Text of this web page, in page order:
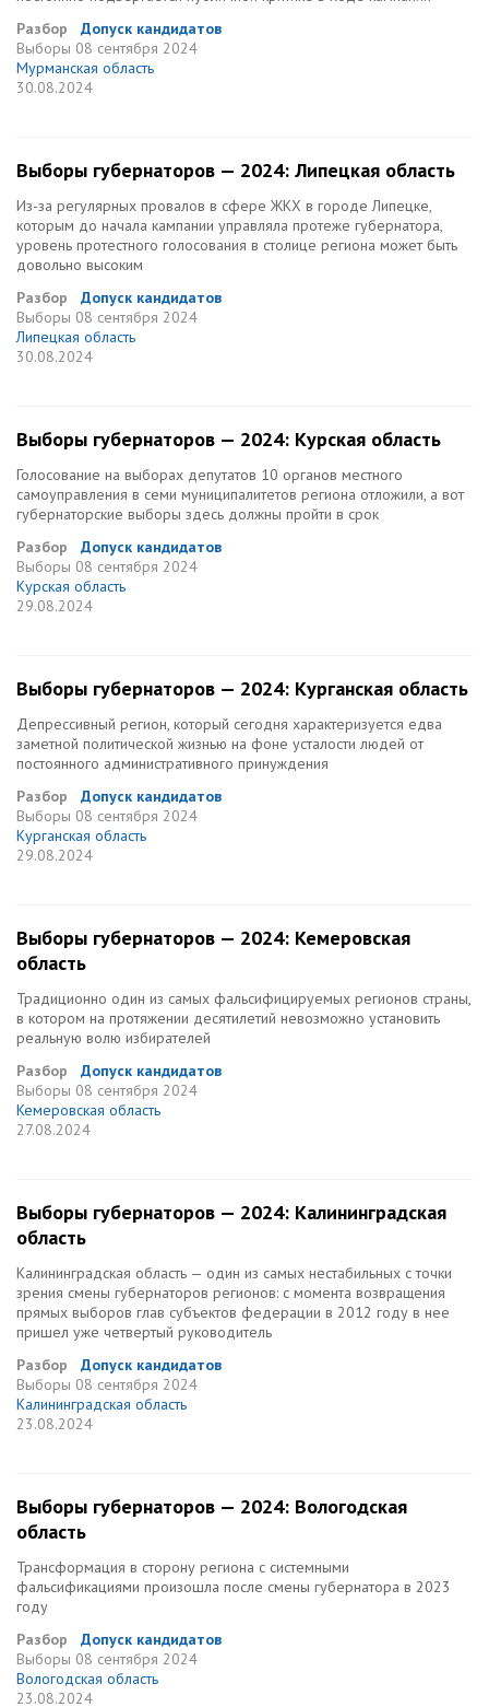
Разбор
Допуск кандидатов
Выборы 08 сентября 2024
Мурманская область
30.08.2024
Выборы губернаторов — 2024: Липецкая область
Из-за регулярных провалов в сфере ЖКХ в городе Липецке,
которым до начала кампании управляла протеже губернатора,
уровень протестного голосования в столице региона может быть
довольно высоким
Разбор
Допуск кандидатов
Выборы 08 сентября 2024
Липецкая область
30.08.2024
Выборы губернаторов — 2024: Курская область
Голосование на выборах депутатов 10 органов местного
самоуправления в семи муниципалитетов региона отложили, а вот
губернаторские выборы здесь должны пройти в срок
Разбор
Допуск кандидатов
Выборы 08 сентября 2024
Курская область
29.08.2024
Выборы губернаторов — 2024: Курганская область
Депрессивный регион, который сегодня характеризуется едва
заметной политической жизнью на фоне усталости людей от
постоянного административного принуждения
Разбор
Допуск кандидатов
Выборы 08 сентября 2024
Курганская область
29.08.2024
Выборы губернаторов — 2024: Кемеровская
область
Традиционно один из самых фальсифицируемых регионов страны,
в котором на протяжении десятилетий невозможно установить
реальную волю избирателей
Разбор
Допуск кандидатов
Выборы 08 сентября 2024
Кемеровская область
27.08.2024
Выборы губернаторов — 2024: Калининградская
область
Калининградская область — один из самых нестабильных с точки
зрения смены губернаторов регионов: с момента возвращения
прямых выборов глав субъектов федерации в 2012 году в нее
пришел уже четвертый руководитель
Разбор
Допуск кандидатов
Выборы 08 сентября 2024
Калининградская область
23.08.2024
Выборы губернаторов — 2024: Вологодская
область
Трансформация в сторону региона с системными
фальсификациями произошла после смены губернатора в 2023
году
Разбор
Допуск кандидатов
Выборы 08 сентября 2024
Вологодская область
23.08.2024